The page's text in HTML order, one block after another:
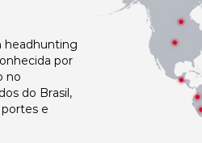
headhunting
por
no
do Brasil,
e